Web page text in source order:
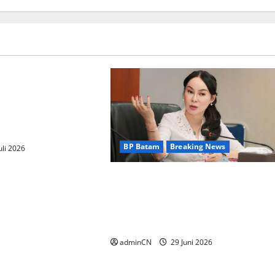
2026 BP Batam Breaking News
adminCN 29 Juni 2026